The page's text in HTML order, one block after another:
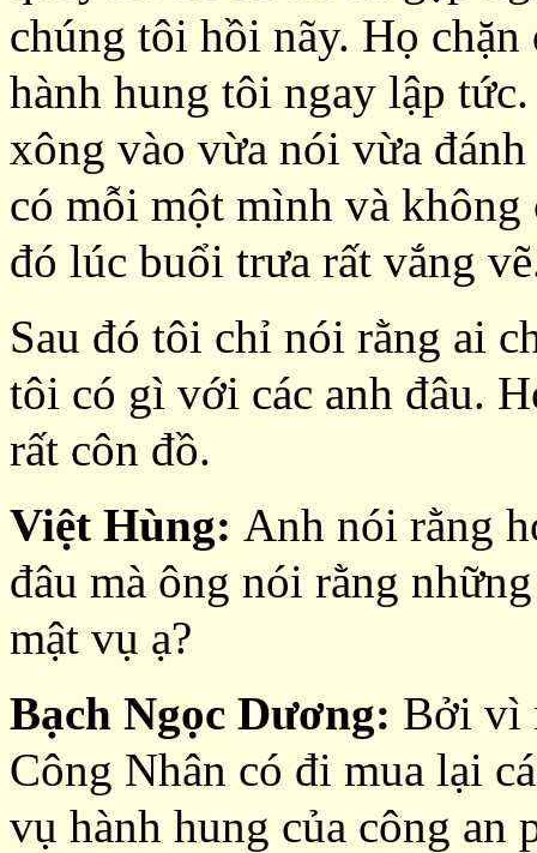
chúng tôi hồi nãy. Họ
hành hung tôi ngay lập
xông vào vừa nói vừa
có mỗi một mình và
đó lúc buổi trưa rất vắng
Sau đó tôi chỉ nói rằng ai
tôi có gì với các anh đâu.
rất côn đồ.
Việt Hùng: Anh nói rằng
đâu mà ông nói rằng
mật vụ ạ?
Bạch Ngọc Dương: Bởi vì
Công Nhân có đi mua lại
vụ hành hung của công